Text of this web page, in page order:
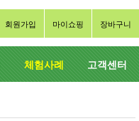
회원가입 마이쇼핑 장바구니
체험사례 고객센터